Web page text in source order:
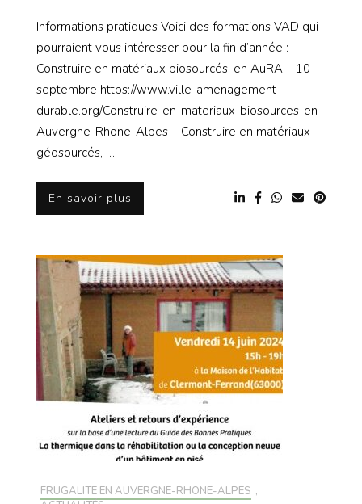
Informations pratiques Voici des formations VAD qui
pourraient vous intéresser pour la fin d’année : –
Construire en matériaux biosourcés, en AuRA – 10
septembre https://www.ville-amenagement-
durable.org/Construire-en-materiaux-biosources-en-
Auvergne-Rhone-Alpes – Construire en matériaux
géosourcés, …
En savoir plus
FRUGALITÉ EN AUVERGNE-RHONE-ALPES ,